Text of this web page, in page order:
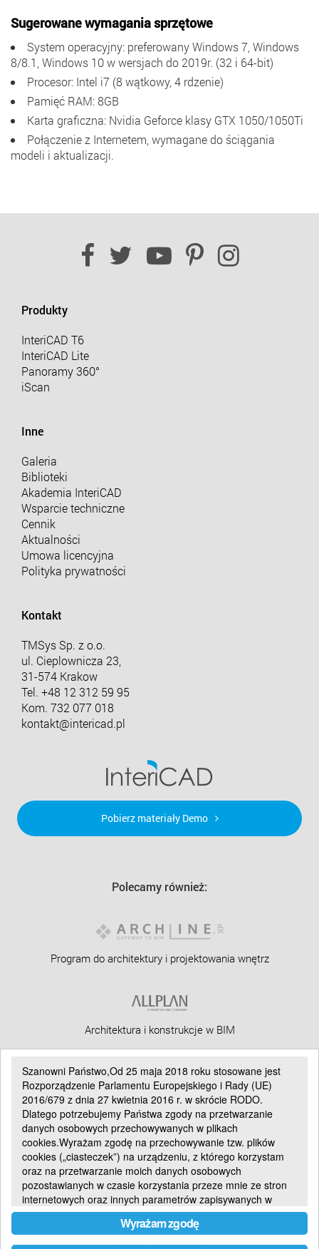
Sugerowane wymagania sprzętowe
System operacyjny: preferowany Windows 7, Windows
8/8.1, Windows 10 w wersjach do 2019r. (32 i 64-bit)
Procesor: Intel i7 (8 wątkowy, 4 rdzenie)
Pamięć RAM: 8GB
Karta graficzna: Nvidia Geforce klasy GTX 1050/1050Ti
Połączenie z Internetem, wymagane do ściągania
modeli i aktualizacji.
Produkty
InteriCAD T6
InteriCAD Lite
Panoramy 360°
iScan
Inne
Galeria
Biblioteki
Akademia InteriCAD
Wsparcie techniczne
Cennik
Aktualności
Umowa licencyjna
Polityka prywatności
Kontakt
TMSys Sp. z o.o.
ul. Cieplownicza 23,
31-574 Krakow
Tel. +48 12 312 59 95
Kom. 732 077 018
kontakt@intericad.pl
Pobierz materiały Demo
Polecamy również:
Program do architektury i projektowania wnętrz
Architektura i konstrukcje w BIM
CAD 3D BIM dla architektów
Uniwersalny CAD 2D
Idealny dla stolarzy
Szanowni Państwo,Od 25 maja 2018 roku stosowane jest
Rozporządzenie Parlamentu Europejskiego i Rady (UE)
2016/679 z dnia 27 kwietnia 2016 r. w skrócie RODO.
Dlatego potrzebujemy Państwa zgody na przetwarzanie
danych osobowych przechowywanych w plikach
cookies.Wyrażam zgodę na przechowywanie tzw. plików
cookies („ciasteczek”) na urządzeniu, z którego korzystam
oraz na przetwarzanie moich danych osobowych
pozostawianych w czasie korzystania przeze mnie ze stron
internetowych oraz innych parametrów zapisywanych w
plikach cookies.
Pliki cookie są małymi plikami przechowywanymi na
Wyrażam zgodę